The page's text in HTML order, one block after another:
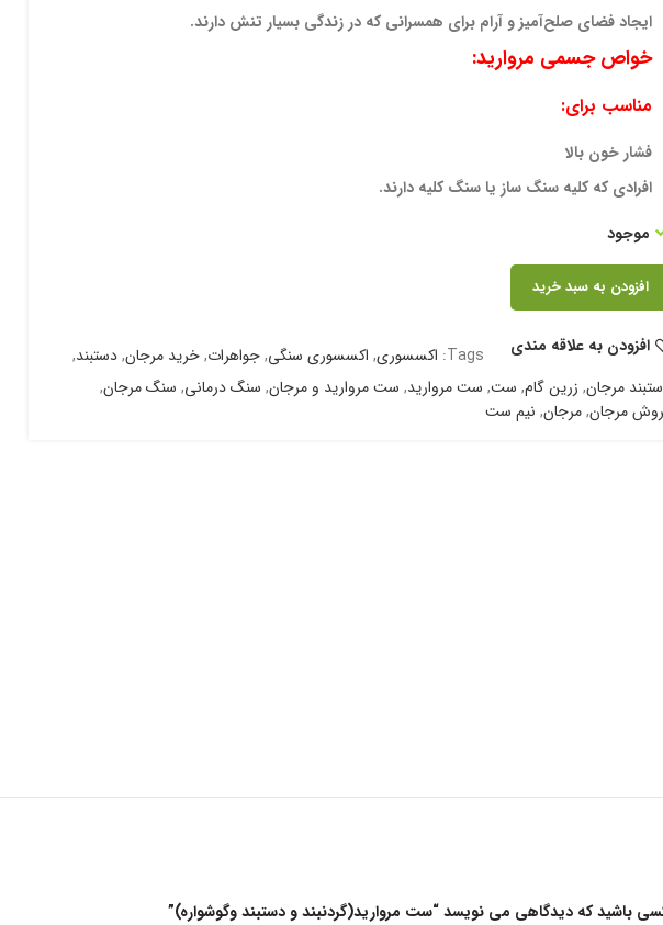
ایجاد فضای صلح‌آمیز و آرام برای همسرانی که در زندگی بسیار تنش دارند.
خواص جسمی مروارید:
مناسب برای:
فشار خون بالا
افرادی که کلیه سنگ ساز یا سنگ کلیه دارند.
موجود
افزودن به سبد خرید
افزودن به علاقه مندی Tags: اکسسوری, اکسسوری سنگی,جواهرات,خرید مرجان,دستبند,
مرجان, زرین گام, ست, ست مروارید, ست مروارید و مرجان, سنگ درمانی, سنگ مرجان,
مرجان,مرجان, نیم ست
باشید که دیدگاهی می نویسد “ست مروارید(گردنبند و دستبند وگوشواره)”